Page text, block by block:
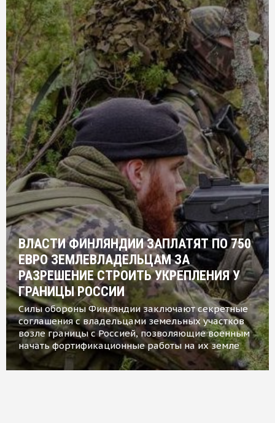
ВЛАСТИ ФИНЛЯНДИИ ЗАПЛАТЯТ ПО 750
ЕВРО ЗЕМЛЕВЛАДЕЛЬЦАМ ЗА
РАЗРЕШЕНИЕ СТРОИТЬ УКРЕПЛЕНИЯ У
ГРАНИЦЫ РОССИИ
Силы обороны Финляндии заключают секретные
соглашения с владельцами земельных участков
возле границы с Россией, позволяющие военным
начать фортификационные работы на их земле